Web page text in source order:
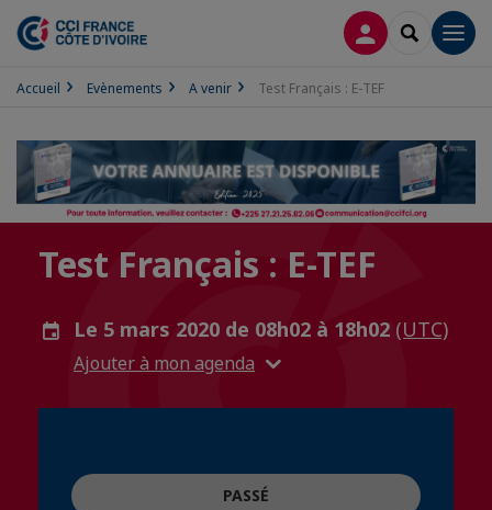
CONNEXION
Accueil Evènements A venir Test Français : E-TEF
Test Français : E-TEF
Le 5 mars 2020 de 08h02 à 18h02 (UTC)
Ajouter à mon agenda
PASSÉ